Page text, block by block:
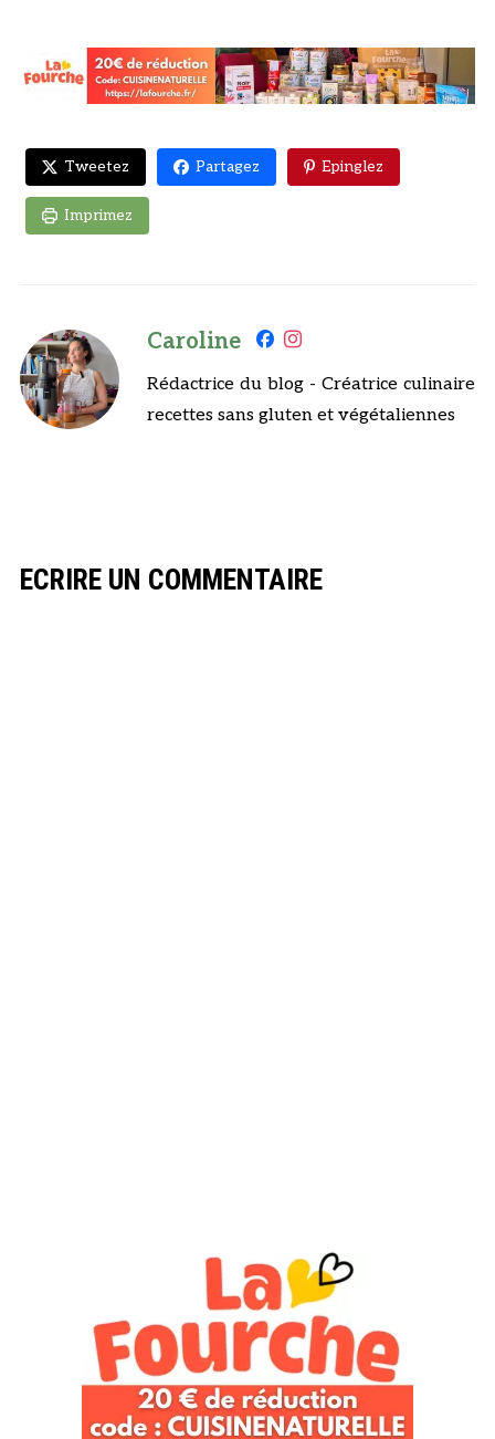
Tweetez Partagez Epinglez
Imprimez
Caroline
Rédactrice du blog - Créatrice culinaire
recettes sans gluten et végétaliennes
ECRIRE UN COMMENTAIRE